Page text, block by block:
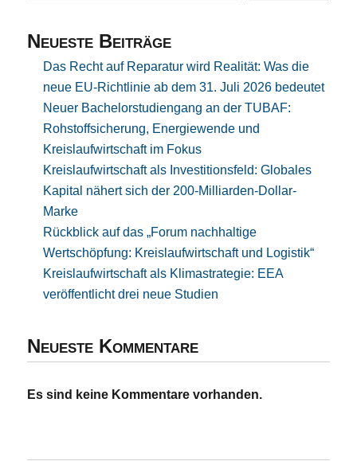
Neueste Beiträge
Das Recht auf Reparatur wird Realität: Was die
neue EU-Richtlinie ab dem 31. Juli 2026 bedeutet
Neuer Bachelorstudiengang an der TUBAF:
Rohstoffsicherung, Energiewende und
Kreislaufwirtschaft im Fokus
Kreislaufwirtschaft als Investitionsfeld: Globales
Kapital nähert sich der 200-Milliarden-Dollar-
Marke
Rückblick auf das „Forum nachhaltige
Wertschöpfung: Kreislaufwirtschaft und Logistik“
Kreislaufwirtschaft als Klimastrategie: EEA
veröffentlicht drei neue Studien
Neueste Kommentare
Es sind keine Kommentare vorhanden.